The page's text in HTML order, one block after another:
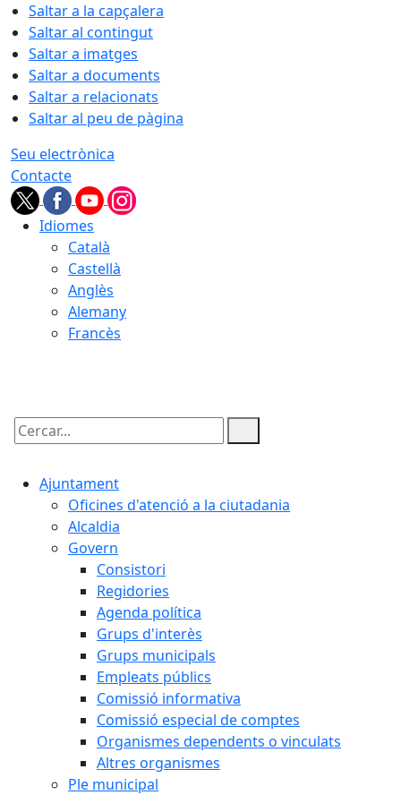
Saltar a la capçalera
Saltar al contingut
Saltar a imatges
Saltar a documents
Saltar a relacionats
Saltar al peu de pàgina
Seu electrònica
Contacte
Idiomes
Català
Castellà
Anglès
Alemany
Francès
Cercar:
Ajuntament
Oficines d'atenció a la ciutadania
Alcaldia
Govern
Consistori
Regidories
Agenda política
Grups d'interès
Grups municipals
Empleats públics
Comissió informativa
Comissió especial de comptes
Organismes dependents o vinculats
Altres organismes
Ple municipal